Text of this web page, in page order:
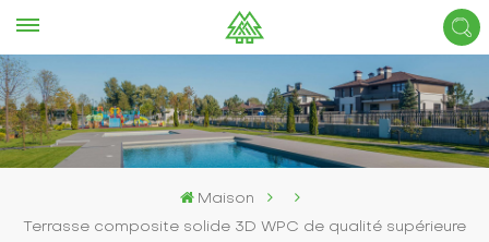
Maison
Terrasse composite solide 3D WPC de qualité supérieure